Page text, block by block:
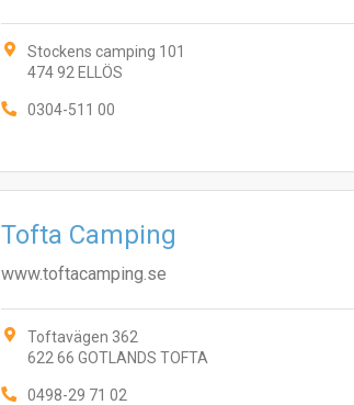
Stockens camping 101
474 92 ELLÖS
0304-511 00
Tofta Camping
www.toftacamping.se
Toftavägen 362
622 66 GOTLANDS TOFTA
0498-29 71 02